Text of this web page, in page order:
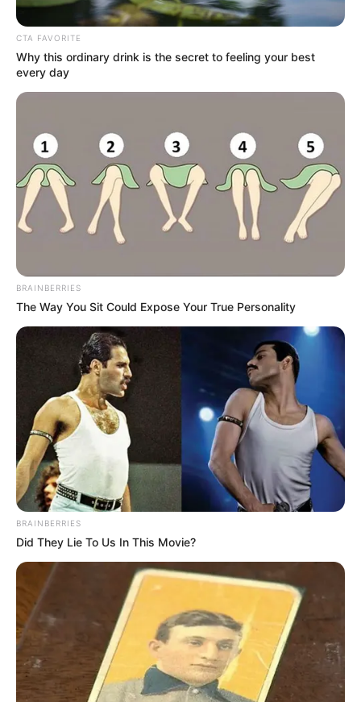
FACEBOOK
DESTAQUES DA SEMANA
visitas que nunca aconteceram.
Câmara dos Deputados: anuênios, triênios,
quinquênios, sexta-parte e licenças-prêmio
entram no debate.
FNARAS em Brasília: Senado pode
promulgar PEC 14 em semana de
mobilização.
Presidente Kennedy (ES) abre processo
seletivo para Agentes de Saúde e de
Combate às Endemias.
PEC 14: o que acontece com quinquênio,
triênio e sexta-parte na aposentadoria?
DESTAQUES DO MÊS
Prefeitura realiza a maior entrega de
motocicletas aos Agentes de Saúde da
história...
Agente de Saúde é indiciada por falsificar
visitas que nunca aconteceram.
CTA FAVORITE
Why this ordinary drink is the secret to feeling your best
every day
BRAINBERRIES
The Way You Sit Could Expose Your True Personality
BRAINBERRIES
Did They Lie To Us In This Movie?